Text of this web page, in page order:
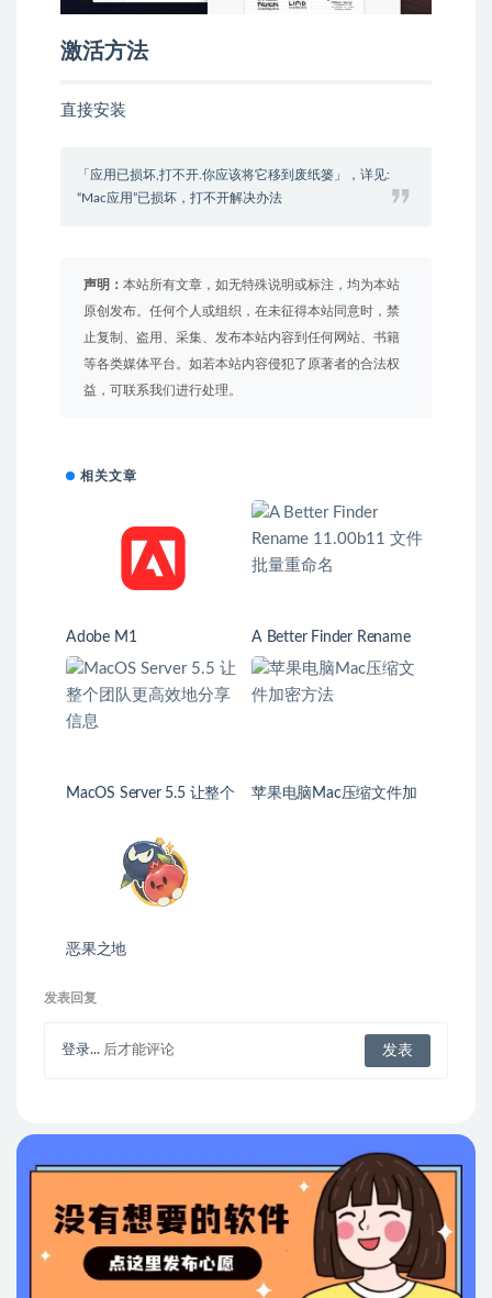
激活方法
直接安装
「应用已损坏,打不开.你应该将它移到废纸篓」，详见:
“Mac应用”已损坏，打不开解决办法
声明： 本站所有文章，如无特殊说明或标注，均为本站
原创发布。任何个人或组织，在未征得本站同意时，禁
止复制、盗用、采集、发布本站内容到任何网站、书籍
等各类媒体平台。如若本站内容侵犯了原著者的合法权
益，可联系我们进行处理。
相关文章
Adobe M1
A Better Finder Rename
11.00b11 文件批量重命名
MacOS Server 5.5 让整个
苹果电脑Mac压缩文件加
恶果之地
发表回复
登录... 后才能评论